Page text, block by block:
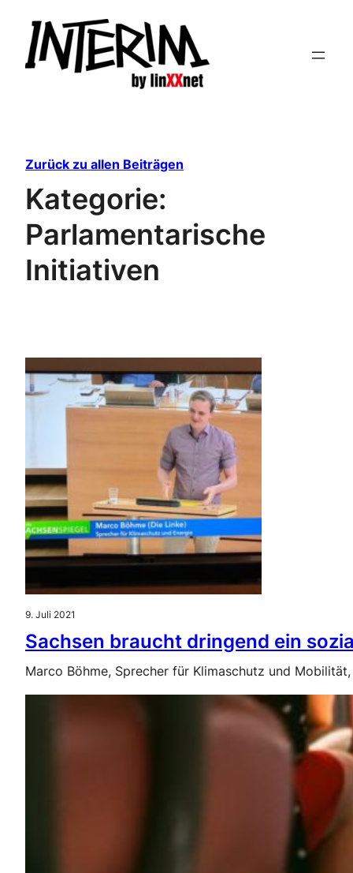
Inhalt
springen
Zurück zu allen Beiträgen
Kategorie:
Parlamentarische
Initiativen
9. Juli 2021
Sachsen braucht dringend ein
Marco Böhme, Sprecher für Klimaschutz und